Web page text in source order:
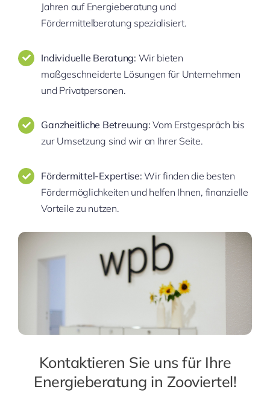
Jahren auf Energieberatung und
Fördermittelberatung spezialisiert.
Individuelle Beratung: Wir bieten
maßgeschneiderte Lösungen für Unternehmen
und Privatpersonen.
Ganzheitliche Betreuung: Vom Erstgespräch bis
zur Umsetzung sind wir an Ihrer Seite.
Fördermittel-Expertise: Wir finden die besten
Fördermöglichkeiten und helfen Ihnen, finanzielle
Vorteile zu nutzen.
Kontaktieren Sie uns für Ihre
Energieberatung in Zooviertel!